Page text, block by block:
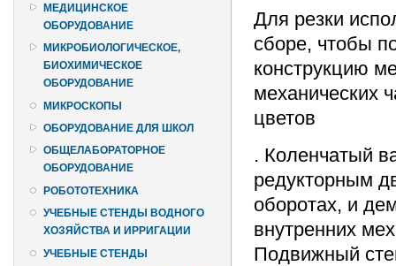
МЕДИЦИНСКОЕ
ОБОРУДОВАНИЕ
МИКРОБИОЛОГИЧЕСКОЕ,
БИОХИМИЧЕСКОЕ
ОБОРУДОВАНИЕ
МИКРОСКОПЫ
ОБОРУДОВАНИЕ ДЛЯ ШКОЛ
ОБЩЕЛАБОРАТОРНОЕ
ОБОРУДОВАНИЕ
РОБОТОТЕХНИКА
УЧЕБНЫЕ СТЕНДЫ ВОДНОГО
ХОЗЯЙСТВА И ИРРИГАЦИИ
УЧЕБНЫЕ СТЕНДЫ
Для резки
сборе, чтобы
конструкцию
механических
цветов
. Коленчатый
редукторным
оборотах, и
внутренних
Подвижный